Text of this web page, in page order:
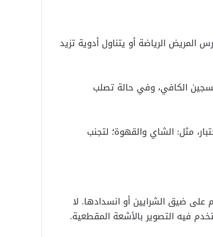
المريض الرياضة أو يتناول أدوية تزيد
الكافي، وفي حالة تصلب
مثل: الشاي والقهوة؛ لتجنب
على ضيق الشرايين أو انسدادها. لا